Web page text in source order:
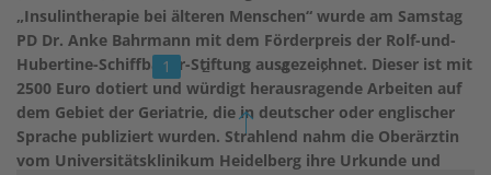
„Insulintherapie bei älteren Menschen“ wurde am Samstag
PD Dr. Anke Bahrmann mit dem Förderpreis der Rolf-und-
Hubertine-Schiffbauer-Stiftung ausgezeichnet. Dieser ist mit
2500 Euro dotiert und würdigt herausragende Arbeiten auf
dem Gebiet der Geriatrie, die in deutscher oder englischer
Sprache publiziert wurden. Strahlend nahm die Oberärztin
vom Universitätsklinikum Heidelberg ihre Urkunde und
1 2 3 4